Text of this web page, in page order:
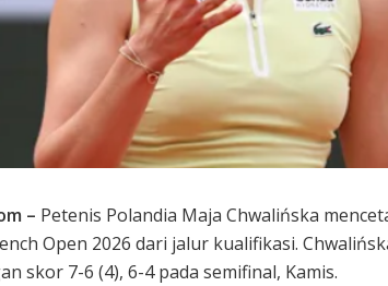
– Petenis Polandia Maja Chwalińska
Open 2026 dari jalur kualifikasi.
skor 7-6 (4), 6-4 pada semifinal, Kamis.